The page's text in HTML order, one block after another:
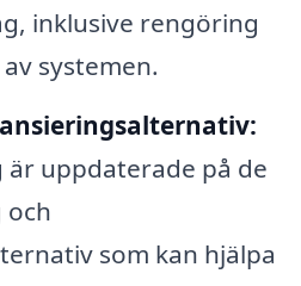
inklusive rengöring
systemen.
uppdaterade på de
och
som kan hjälpa